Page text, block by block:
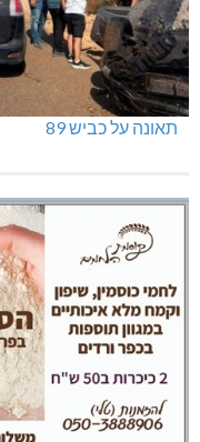
תאונה על כביש 89